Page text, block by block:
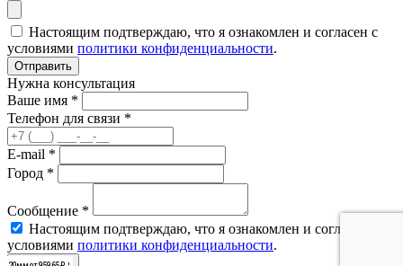
Настоящим подтверждаю, что я ознакомлен и согласен с
условиями политики конфиденциальности.
Отправить
Нужна консультация
Ваше имя *
Телефон для связи *
E-mail *
Город *
Сообщение *
Настоящим подтверждаю, что я ознакомлен и согласен с
условиями политики конфиденциальности.
Отправить